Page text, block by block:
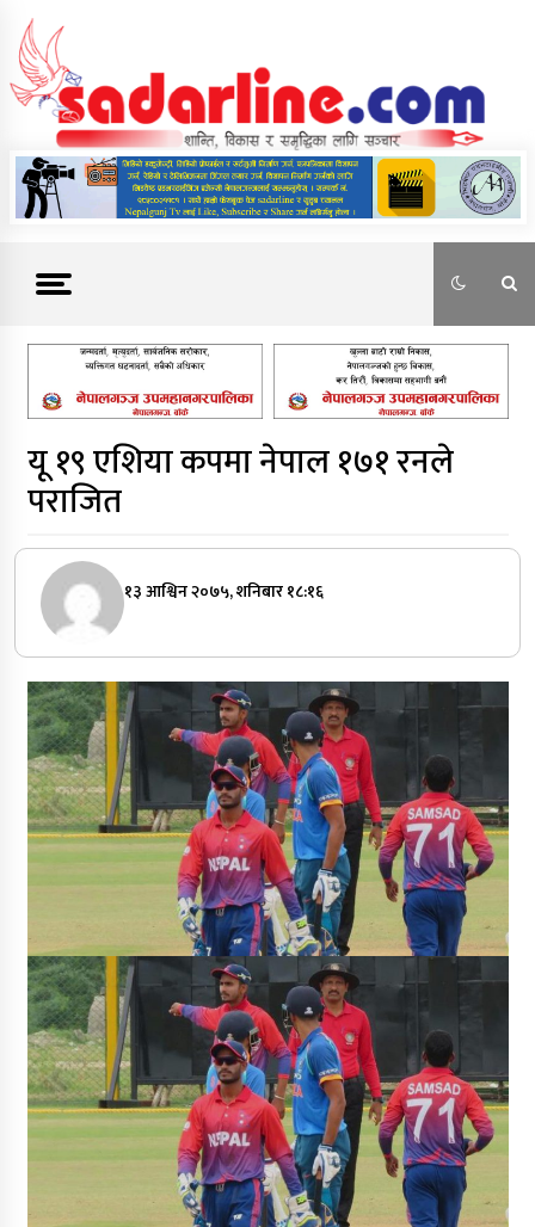
content
News For Nepal
यू १९ एशिया कपमा नेपाल १७१ रनले
पराजित
१३ आश्विन २०७५, शनिबार १८:१६